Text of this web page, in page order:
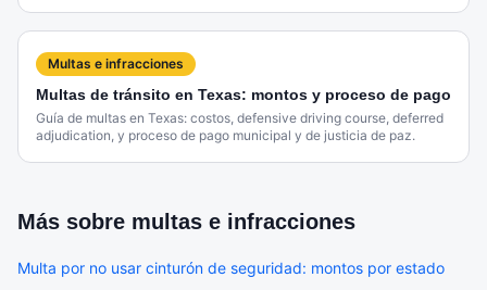
Multas e infracciones
Multas de tránsito en Texas: montos y proceso de pago
Guía de multas en Texas: costos, defensive driving course, deferred
adjudication, y proceso de pago municipal y de justicia de paz.
Más sobre multas e infracciones
Multa por no usar cinturón de seguridad: montos por estado